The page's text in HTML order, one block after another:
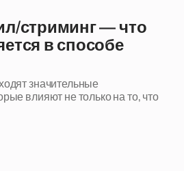
стриминг — что
в способе
значительные
влияют не только на то, что